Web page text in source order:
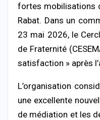
fortes mobilisations
Rabat. Dans un
23 mai 2026, le
de Fraternité
satisfaction » après
L’organisation
une excellente
de médiation et les